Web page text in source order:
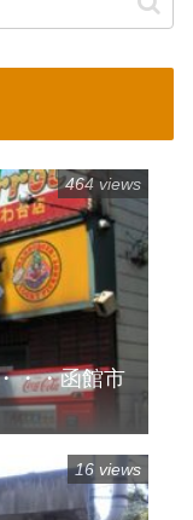
・・函館市
464 views
16 views